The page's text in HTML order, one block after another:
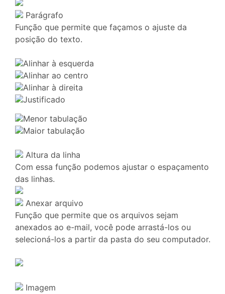
Parágrafo
Função que permite que façamos o ajuste da
posição do texto.
Alinhar à esquerda
Alinhar ao centro
Alinhar à direita
Justificado
Menor tabulação
Maior tabulação
Altura da linha
Com essa função podemos ajustar o espaçamento
das linhas.
Anexar arquivo
Função que permite que os arquivos sejam
anexados ao e-mail, você pode arrastá-los ou
selecioná-los a partir da pasta do seu computador.
Imagem